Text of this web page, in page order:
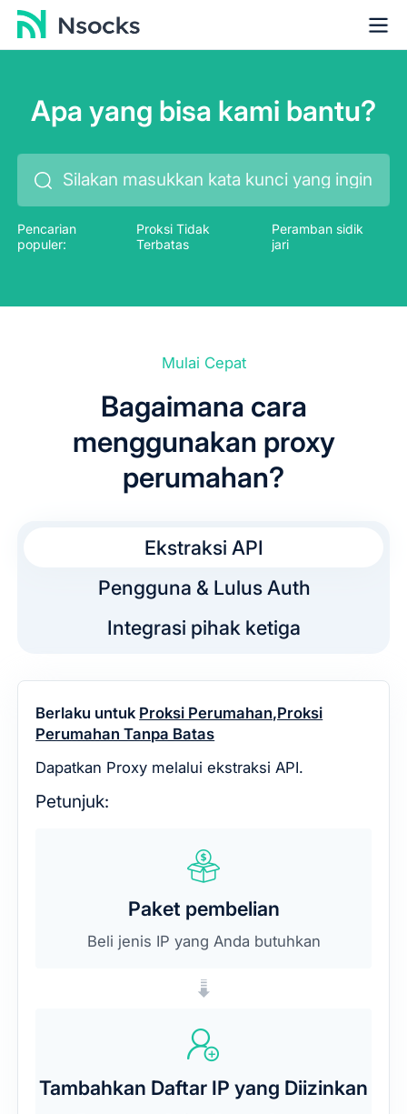
Apa yang bisa kami bantu?
Pencarian
populer:
Proksi Tidak
Terbatas
Peramban sidik
jari
Mulai Cepat
Bagaimana cara
menggunakan proxy
perumahan?
Ekstraksi API
Pengguna & Lulus Auth
Integrasi pihak ketiga
Berlaku untuk Proksi Perumahan,Proksi
Perumahan Tanpa Batas
Dapatkan Proxy melalui ekstraksi API.
Petunjuk:
Paket pembelian
Beli jenis IP yang Anda butuhkan
Tambahkan Daftar IP yang Diizinkan